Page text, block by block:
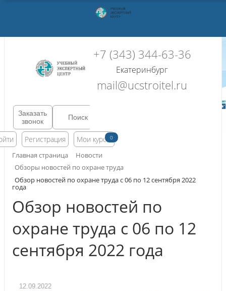
+7 (343) 344-63-36
Екатеринбург
mail@ucstroitel.ru
Заказать
звонок
Регистрация Мои курсы0
Главная страница
Новости
Обзоры новостей по охране труда
Обзор новостей по охране труда с 06 по 12 сентября 2022
года
Обзор новостей по
охране труда с 06 по 12
сентября 2022 года
12.09.2022